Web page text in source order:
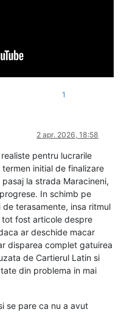
1
2 apr. 2026, 18:58
pentru lucrarile
initial de finalizare
la strada Maracineni,
In schimb pe
terasamente, insa ritmul
fost articole despre
ar deschide macar
disparea complet gatuirea
de Cartierul Latin si
din problema in mai
se pare ca nu a avut